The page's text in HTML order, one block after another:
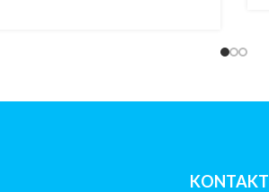
KONTAKT